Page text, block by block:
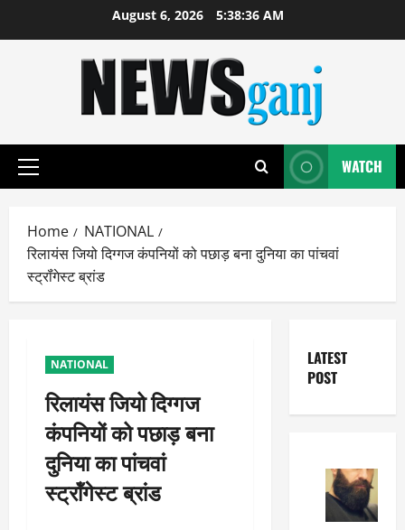
August 6, 2026 5:38:36 AM
Primary
WATCH
Home
NATIONAL
रिलायंस जियो दिग्गज कंपनियों को पछाड़ बना दुनिया का पांचवां
स्ट्रॉंगेस्ट ब्रांड
NATIONAL
रिलायंस जियो दिग्गज
कंपनियों को पछाड़ बना
दुनिया का पांचवां
स्ट्रॉंगेस्ट ब्रांड
LATEST
POST